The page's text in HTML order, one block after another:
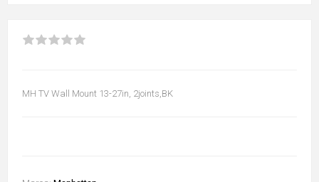
MH TV Wall Mount 13-27in, 2joints,BK